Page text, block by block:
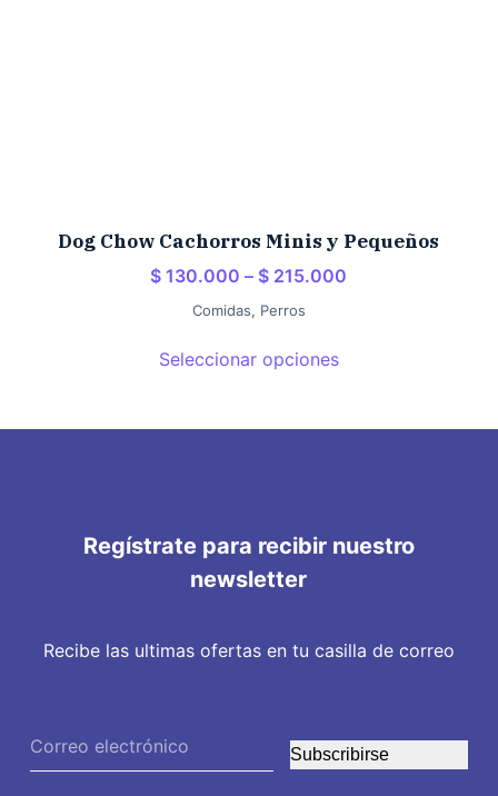
Dog Chow Cachorros Minis y Pequeños
$ 130.000 – $ 215.000
Comidas, Perros
Seleccionar opciones
Regístrate para recibir nuestro
newsletter
Recibe las ultimas ofertas en tu casilla de correo
Subscribirse